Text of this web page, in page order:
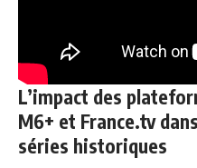
L’impact des
M6+ et France.tv
séries historiques